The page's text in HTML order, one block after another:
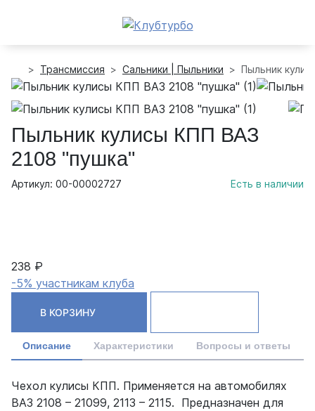
Трансмиссия Сальники | Пыльники Пыльник
Пыльник кулисы КПП ВАЗ
2108 "пушка"
Артикул: 00-00002727 Есть в наличии
238 ₽
-5% участникам клуба
В КОРЗИНУ
Описание Характеристики Вопросы и ответы
Чехол кулисы КПП. Применяется на автомобилях
ВАЗ 2108 – 21099, 2113 – 2115. Предназначен для